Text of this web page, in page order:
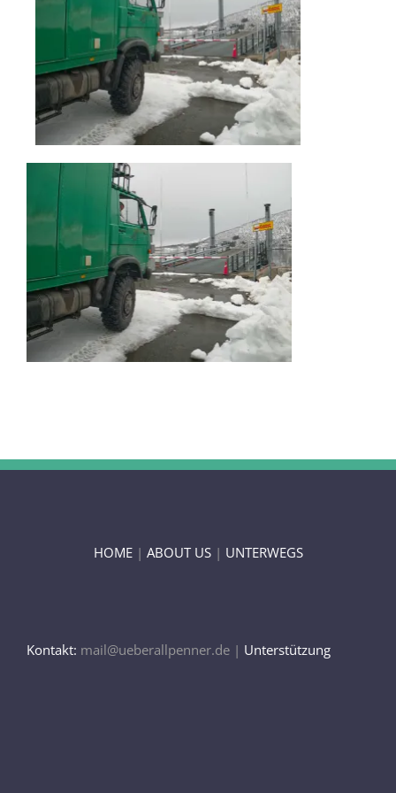
IMPRESSUM
UNTERWEGS
FAHRZEUG UND TECHNIK
WISSENSWERTES
ÜBER UNS
HOME| ABOUT US| UNTERWEGS
Kontakt: mail@ueberallpenner.de | Unterstützung